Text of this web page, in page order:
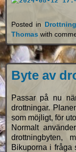
Posted in
Thomaswith
Byte av
Passar på nu
drottningar.
som möjligt, för
Normalt
drottningbyten,
Bikuporna i fråga